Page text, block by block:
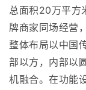
总面积20万平方
牌商家同场经营
整体布局以中国
部以方，内部以
机融合。在功能